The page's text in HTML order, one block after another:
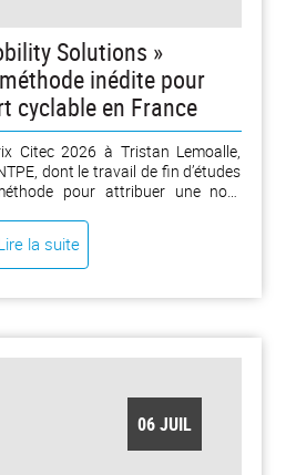
Solutions »
inédite pour
cyclable en France
Citec 2026 à Tristan Lemoalle,
dont le travail de fin d’études
pour attribuer une note
la suite
06 JUIL